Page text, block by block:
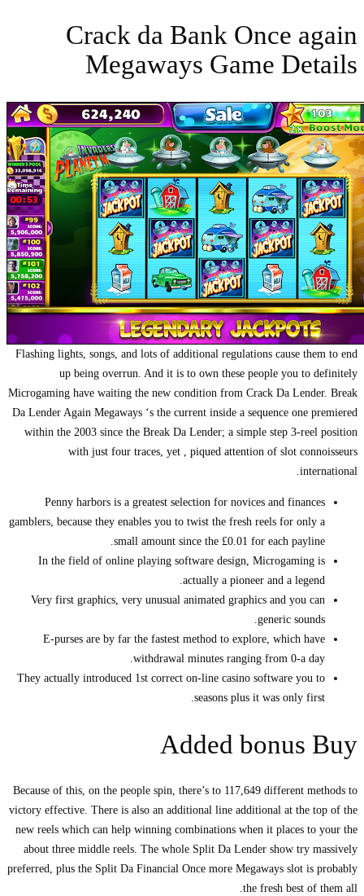
Crack da Bank Once again
Megaways Game Details
Flashing lights, songs, and lots of additional regulations cause them to end
up being overrun. And it is to own these people you to definitely
Microgaming have waiting the new condition from Crack Da Lender. Break
Da Lender Again Megaways ‘s the current inside a sequence one premiered
within the 2003 since the Break Da Lender; a simple step 3-reel position
with just four traces, yet , piqued attention of slot connoisseurs
international.
Penny harbors is a greatest selection for novices and finances
gamblers, because they enables you to twist the fresh reels for only a
small amount since the £0.01 for each payline.
In the field of online playing software design, Microgaming is
actually a pioneer and a legend.
Very first graphics, very unusual animated graphics and you can
generic sounds.
E-purses are by far the fastest method to explore, which have
withdrawal minutes ranging from 0-a day.
They actually introduced 1st correct on-line casino software you to
seasons plus it was only first.
Added bonus Buy
Because of this, on the people spin, there’s to 117,649 different methods to
victory effective. There is also an additional line additional at the top of the
new reels which can help winning combinations when it places to your the
about three middle reels. The whole Split Da Lender show try massively
preferred, plus the Split Da Financial Once more Megaways slot is probably
the fresh best of them all.